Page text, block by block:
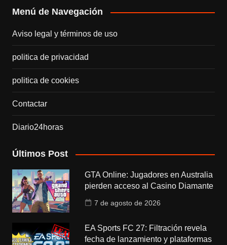
Menú de Navegación
Aviso legal y términos de uso
politica de privacidad
politica de cookies
Contactar
Diario24horas
Últimos Post
GTA Online: Jugadores en Australia
pierden acceso al Casino Diamante
7 de agosto de 2026
EA Sports FC 27: Filtración revela
fecha de lanzamiento y plataformas